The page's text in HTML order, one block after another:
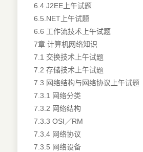
6.4 J2EE上午试题
6.5.NET上午试题
6.6 工作流技术上午试题
7章 计算机网络知识
7.1 交换技术上午试题
7.2 存储技术上午试题
7.3 网络结构与网络协议上午试题
7.3.1 网络分类
7.3.2 网络结构
7.3.3 OSI／RM
7.3.4 网络协议
7.3.5 网络设备